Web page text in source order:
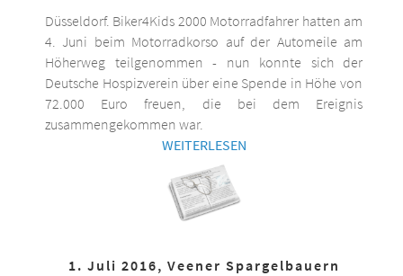
Düsseldorf. Biker4Kids 2000 Motorradfahrer hatten am
4. Juni beim Motorradkorso auf der Automeile am
Höherweg teilgenommen - nun konnte sich der
Deutsche Hospizverein über eine Spende in Höhe von
72.000 Euro freuen, die bei dem Ereignis
zusammengekommen war.
WEITERLESEN
1. Juli 2016, Veener Spargelbauern